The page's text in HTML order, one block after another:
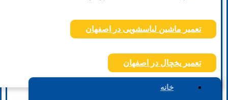
تعمیر ماشین لباسشویی در اصفهان
تعمیر یخچال در اصفهان
خانه